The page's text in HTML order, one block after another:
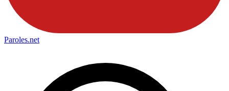
Paroles.net